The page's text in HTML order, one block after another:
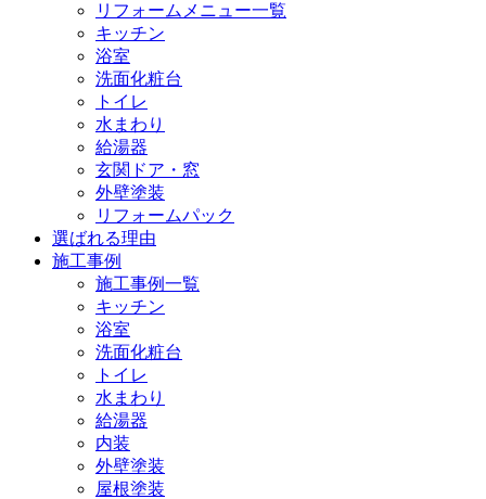
リフォームメニュー一覧
キッチン
浴室
洗面化粧台
トイレ
水まわり
給湯器
玄関ドア・窓
外壁塗装
リフォームパック
選ばれる理由
施工事例
施工事例一覧
キッチン
浴室
洗面化粧台
トイレ
水まわり
給湯器
内装
外壁塗装
屋根塗装